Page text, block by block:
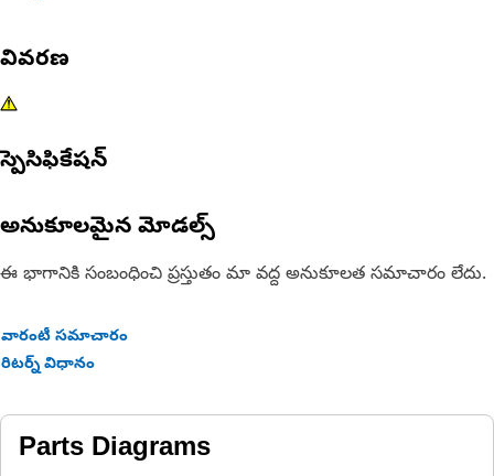
వివరణ
స్పెసిఫికేషన్
అనుకూలమైన మోడల్స్
ఈ భాగానికి సంబంధించి ప్రస్తుతం మా వద్ద అనుకూలత సమాచారం లేదు.
వారంటీ సమాచారం
రిటర్న్ విధానం
Parts Diagrams